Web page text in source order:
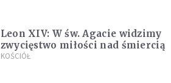
Leon XIV: W św. Agacie widzimy
zwycięstwo miłości nad śmiercią
KOŚCIÓŁ